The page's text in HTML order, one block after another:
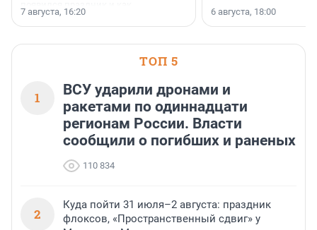
поменялась роль строительства.
7 августа, 16:20 6 августа, 18:00
ТОП 5
1
ВСУ ударили дронами и
ракетами по одиннадцати
регионам России. Власти
сообщили о погибших и раненых
110 834
2
Куда пойти 31 июля–2 августа: праздник
флоксов, «Пространственный сдвиг» у